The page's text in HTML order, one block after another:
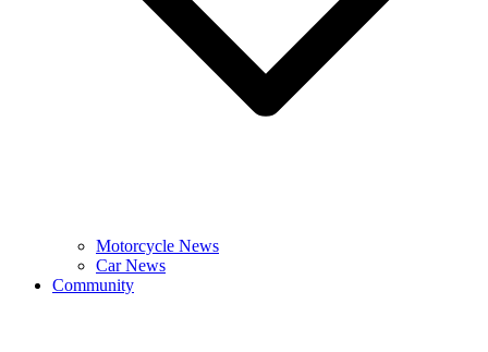
Motorcycle News
Car News
Community